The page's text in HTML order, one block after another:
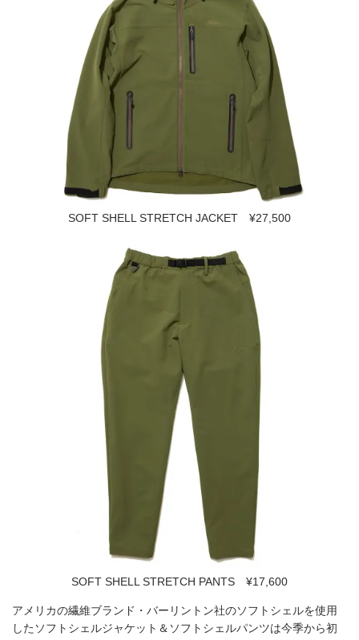
SOFT SHELL STRETCH JACKET ¥27,500
SOFT SHELL STRETCH PANTS ¥17,600
アメリカの繊維ブランド・バーリントン社のソフトシェルを使用
したソフトシェルジャケット＆ソフトシェルパンツは今季から初